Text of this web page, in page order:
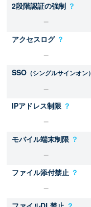
2段階認証の強制 ？
アクセスログ ？
SSO （シングルサインオン）
IPアドレス制限 ？
モバイル端末制限 ？
ファイル添付禁止 ？